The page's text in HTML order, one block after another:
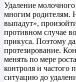
Удаление молочного
многим родителям.
выпадут»,
противном случае
прикуса. Поэтому
протезирование.
менять по мере
контроля и частого
ситуацию до